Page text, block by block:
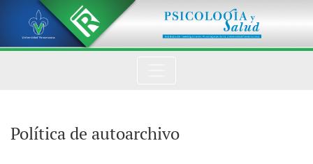
Política de autoarchivo
Política de autoarchivo